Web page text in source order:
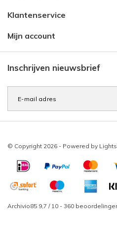
Klantenservice
Mijn account
Inschrijven nieuwsbrief
© Copyright 2026 - Powered by
Archivio85 9,7 / 10 - 360